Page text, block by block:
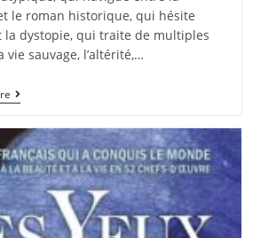
le roman historique, qui hésite
la dystopie, qui traite de multiples
vie sauvage, l’altérité,…